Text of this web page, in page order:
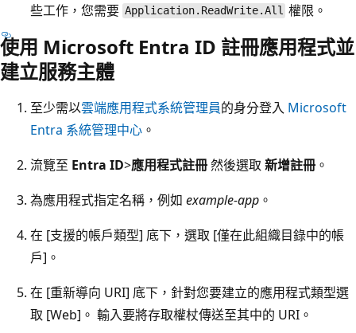
些工作，您需要 Application.ReadWrite.All 權限。
使用 Microsoft Entra ID 註冊應用程式並
建立服務主體
至少需以雲端應用程式系統管理員的身分登入 Microsoft
Entra 系統管理中心 。
流覽至 Entra ID>應用程式註冊然後選取 新增註冊 。
為應用程式指定名稱，例如 example-app 。
在 [支援的帳戶類型] 底下，選取 [僅在此組織目錄中的帳
戶] 。
在 [重新導向 URI] 底下，針對您要建立的應用程式類型選
取 [Web] 。 輸入要將存取權杖傳送至其中的 URI。